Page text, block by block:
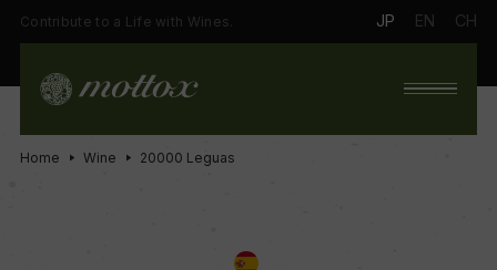
Contribute to a Life with Wines. JP EN CH
Home Wine 20000 Leguas